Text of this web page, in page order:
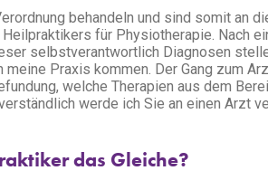
behandeln und sind somit an
für Physiotherapie. Nach
selbstverantwortlich Diagnosen
Praxis kommen. Der Gang zum
welche Therapien aus dem
werde ich Sie an einen Arzt
das Gleiche?